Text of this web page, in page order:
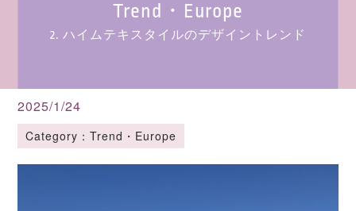
Trend・Europe
2. ハイムテキスタイルのデザイントレンド
2025/1/24
Category：Trend・Europe